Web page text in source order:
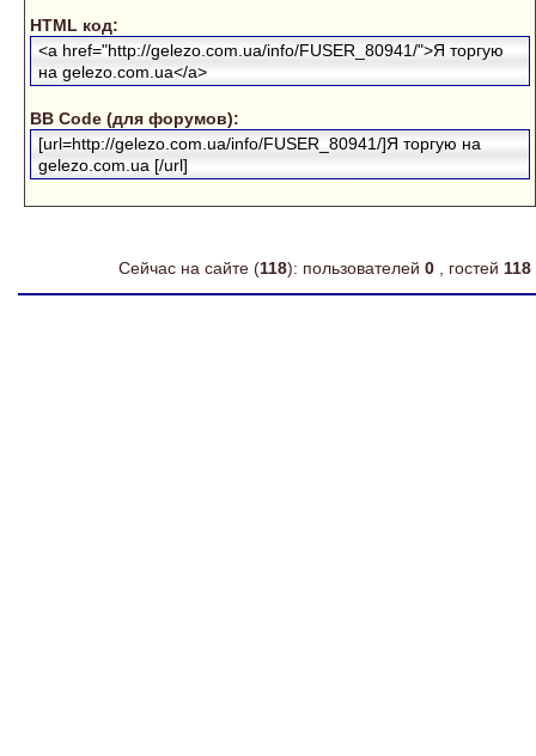
HTML код:
<a href="http://gelezo.com.ua/info/FUSER_80941/">Я торгую
на gelezo.com.ua</a>
BB Code (для форумов):
[url=http://gelezo.com.ua/info/FUSER_80941/]Я торгую на
gelezo.com.ua [/url]
Сейчас на сайте (118): пользователей 0 , гостей 118